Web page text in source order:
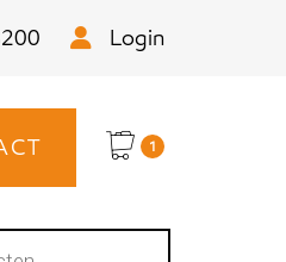
Login
1